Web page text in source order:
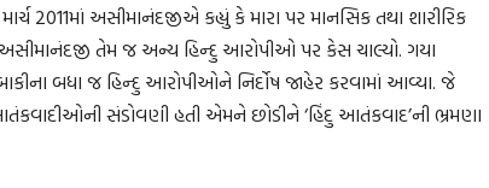
2011માં અસીમાનંદજીએ કહ્યું કે મારા પર માનસિક તથા શારીરિક
તેમ જ અન્ય હિન્દુ આરોપીઓ પર કેસ ચાલ્યો. ગયા
બધા જ હિન્દુ આરોપીઓને નિર્દોષ જાહેર કરવામાં આવ્યા. જે
સંડોવણી હતી એમને છોડીને ‘હિંદુ આતંકવાદ’ની ભ્રમણા